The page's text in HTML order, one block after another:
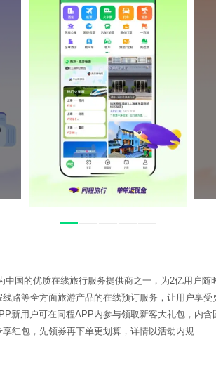
中国的优质在线旅行服务提供商之一，为2亿用户随
路等全方面旅游产品的在线预订服务，让用户享
新用户可在同程APP内参与领取新客大礼包，内含
红包，先领券再下单更划算，详情以活动内规...